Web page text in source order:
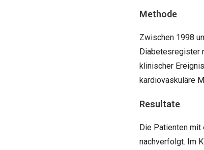
Methode
Zwischen 1998
Diabetesregister
klinischer
kardiovaskuläre
Resultate
Die Patienten
nachverfolgt. Im